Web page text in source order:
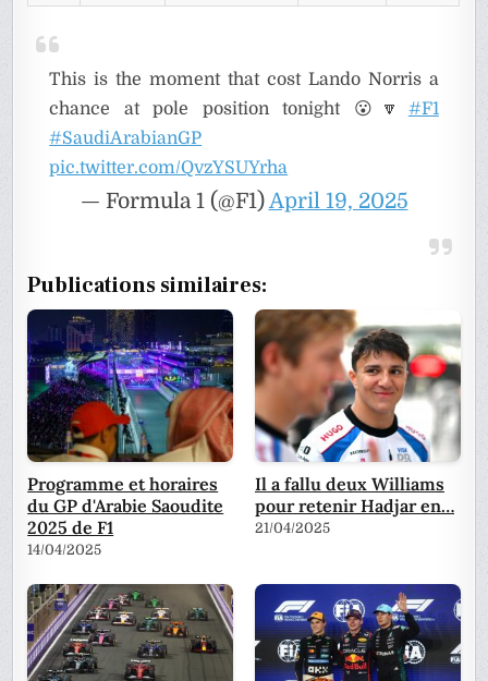
This is the moment that cost Lando Norris a
chance at pole position tonight 😮🔽 #F1
#SaudiArabianGP
pic.twitter.com/QvzYSUYrha
— Formula 1 (@F1)April 19, 2025
Publications similaires:
Programme et horaires
du GP d'Arabie Saoudite
2025 de F1
14/04/2025
Il a fallu deux Williams
pour retenir Hadjar en…
21/04/2025